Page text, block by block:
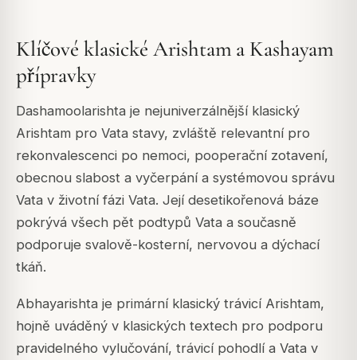
Klíčové klasické Arishtam a Kashayam
přípravky
Dashamoolarishta je nejuniverzálnější klasický
Arishtam pro Vata stavy, zvláště relevantní pro
rekonvalescenci po nemoci, pooperační zotavení,
obecnou slabost a vyčerpání a systémovou správu
Vata v životní fázi Vata. Její desetikořenová báze
pokrývá všech pět podtypů Vata a současně
podporuje svalově-kosterní, nervovou a dýchací
tkáň.
Abhayarishta je primární klasický trávicí Arishtam,
hojně uváděný v klasických textech pro podporu
pravidelného vylučování, trávicí pohodlí a Vata v